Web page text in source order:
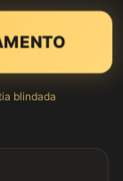
blindada